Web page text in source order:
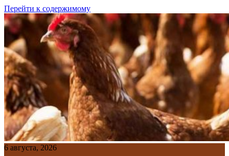
Перейти к содержимому
6 августа, 2026